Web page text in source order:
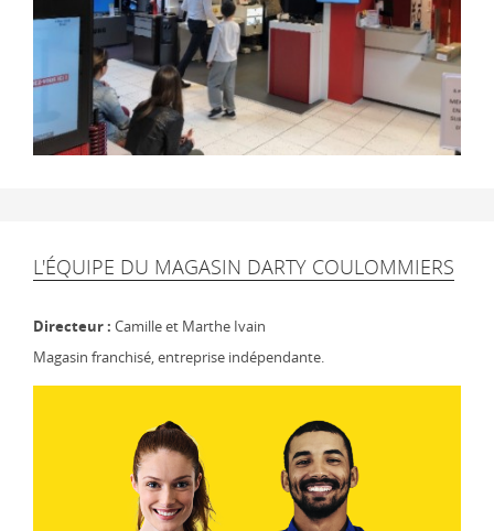
L'ÉQUIPE DU MAGASIN DARTY COULOMMIERS
Directeur : Camille et Marthe Ivain
Magasin franchisé, entreprise indépendante.